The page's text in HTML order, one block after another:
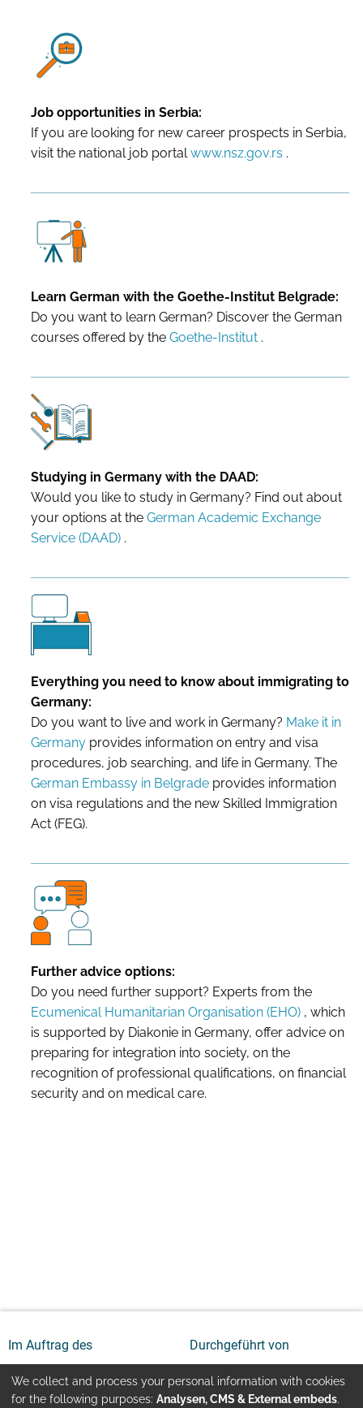
Job opportunities in Serbia:
If you are looking for new career prospects in Serbia,
visit the national job portalwww.nsz.gov.rs .
Learn German with the Goethe-Institut Belgrade:
Do you want to learn German? Discover the German
courses offered by the Goethe-Institut.
Studying in Germany with the DAAD:
Would you like to study in Germany? Find out about
your options at the German Academic Exchange
Service (DAAD).
Everything you need to know about immigrating to
Germany:
Do you want to live and work in Germany? Make it in
Germanyprovides information on entry and visa
procedures, job searching, and life in Germany. The
German Embassy in Belgradeprovides information
on visa regulations and the new Skilled Immigration
Act (FEG).
Further advice options:
Do you need further support? Experts from the
Ecumenical Humanitarian Organisation (EHO), which
is supported by Diakonie in Germany, offer advice on
preparing for integration into society, on the
recognition of professional qualifications, on financial
security and on medical care.
Im Auftrag des Durchgeführt von
We collect and process your personal information with cookies
for the following purposes: Analysen, CMS & External embeds.